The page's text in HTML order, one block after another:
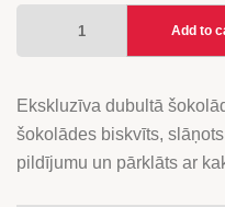
ŠOKOLĀDES
(SAGRIEZTA)
Add to
Ekskluzīva dubultā
šokolādes biskvīts,
pildījumu un pārklāts ar